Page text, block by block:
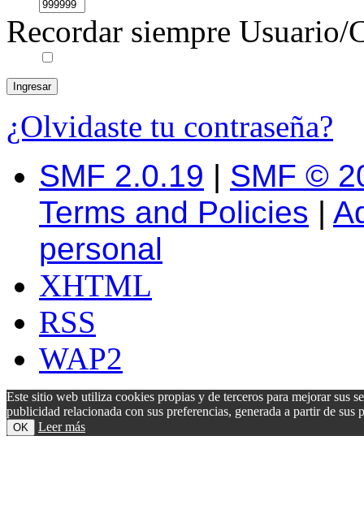
Recordar siempre Usuario/
¿Olvidaste tu contraseña?
SMF 2.0.19 | SMF ©
Terms and Policies |
personal
XHTML
RSS
WAP2
Este sitio web utiliza cookies propias y de terceros para mejorar sus
publicidad relacionada con sus preferencias, generada a partir de
OK Leer más